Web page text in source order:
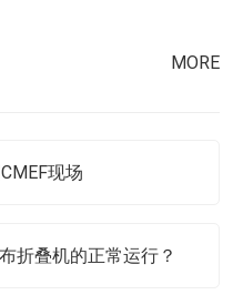
MORE
现场
折叠机的正常运行？